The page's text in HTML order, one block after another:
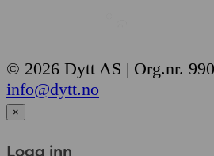
© 2026 Dytt AS | Org.nr.
info@dytt.no
×
Logg inn